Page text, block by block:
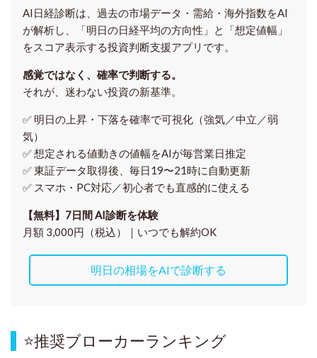
AI日経診断は、過去の市場データ・需給・海外指数をAI
が解析し、「明日の日経平均の方向性」と「想定値幅」
をスコア表示する投資判断支援アプリです。
感覚ではなく、確率で判断する。
それが、迷わない投資の新基準。
✅ 明日の上昇・下落を確率で可視化（強気／中立／弱
気）
✅ 想定される値動きの値幅をAIが毎営業日推定
✅ 東証データ取得後、 毎日19〜21時に自動更新
✅ スマホ・PC対応／初心者でも直感的に使える
【無料】7日間 AI診断を体験
月額 3,000円（税込）｜いつでも解約OK
明日の相場をAIで診断する
⭐推奨ブローカーランキング